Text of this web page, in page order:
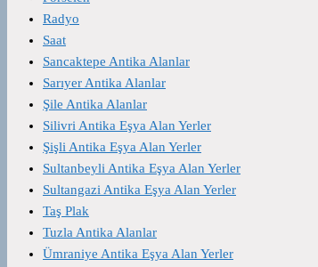
Radyo
Saat
Sancaktepe Antika Alanlar
Sarıyer Antika Alanlar
Şile Antika Alanlar
Silivri Antika Eşya Alan Yerler
Şişli Antika Eşya Alan Yerler
Sultanbeyli Antika Eşya Alan Yerler
Sultangazi Antika Eşya Alan Yerler
Taş Plak
Tuzla Antika Alanlar
Ümraniye Antika Eşya Alan Yerler